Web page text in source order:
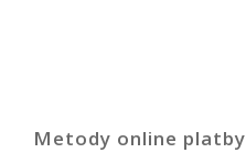
Metody online platby